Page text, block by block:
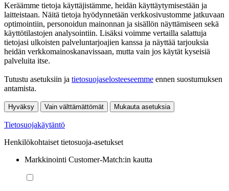
Keräämme tietoja käyttäjistämme, heidän käyttäytymisestään ja
laitteistaan. Näitä tietoja hyödynnetään verkkosivustomme jatkuvaan
optimointiin, personoidun mainonnan ja sisällön näyttämiseen sekä
käyttötilastojen analysointiin. Lisäksi voimme vertailla salattuja
tietojasi ulkoisten palveluntarjoajien kanssa ja näyttää tarjouksia
heidän verkkomainoskanavissaan, mutta vain jos käytät kyseisiä
palveluita itse.
Tutustu asetuksiin ja tietosuojaselosteeseemme ennen suostumuksen
antamista.
Hyväksy Vain välttämättömät Mukauta asetuksia
Tietosuojakäytäntö
Henkilökohtaiset tietosuoja-asetukset
Markkinointi Customer-Match:in kautta